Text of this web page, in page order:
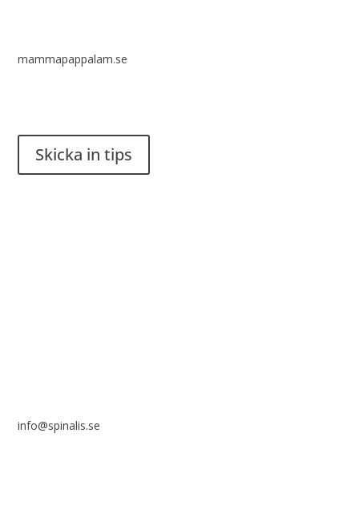
mammapappalam.se
Skicka in tips
info@spinalis.se